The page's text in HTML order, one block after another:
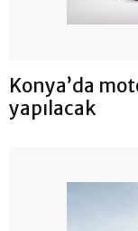
Konya’da
yapılacak